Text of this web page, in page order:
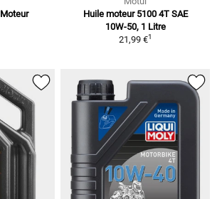
Huile moteur 5100 4T SAE
10W-50, 1 Litre
21,99 €1